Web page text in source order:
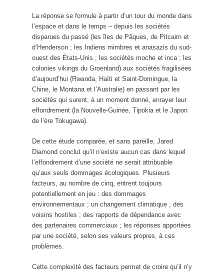
La réponse se formule à partir d’un tour du monde dans
l’espace et dans le temps – depuis les sociétés
disparues du passé (les îles de Pâques, de Pitcairn et
d’Henderson ; les Indiens mimbres et anasazis du sud-
ouest des États-Unis ; les sociétés moche et inca ; les
colonies vikings du Groenland) aux sociétés fragilisées
d’aujourd’hui (Rwanda, Haïti et Saint-Domingue, la
Chine, le Montana et l’Australie) en passant par les
sociétés qui surent, à un moment donné, enrayer leur
effondrement (la Nouvelle-Guinée, Tipokia et le Japon
de l’ère Tokugawa).
De cette étude comparée, et sans pareille, Jared
Diamond conclut qu’il n’existe aucun cas dans lequel
l’effondrement d’une société ne serait attribuable
qu’aux seuls dommages écologiques. Plusieurs
facteurs, au nombre de cinq, entrent toujours
potentiellement en jeu : des dommages
environnementaux ; un changement climatique ; des
voisins hostiles ; des rapports de dépendance avec
des partenaires commerciaux ; les réponses apportées
par une société, selon ses valeurs propres, à ces
problèmes.
Cette complexité des facteurs permet de croire qu’il n’y